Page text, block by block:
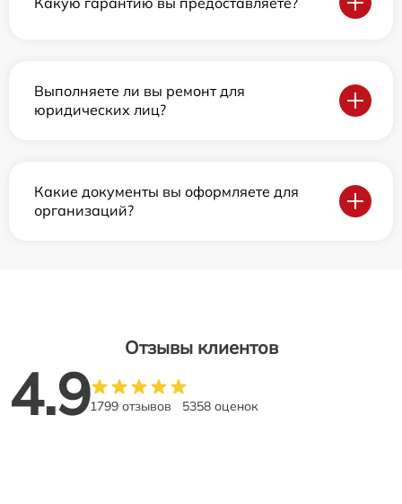
Выполняете ли вы ремонт для
юридических лиц?
Какие документы вы оформляете для
организаций?
Отзывы клиентов
4.91799 отзывов 5358 оценок